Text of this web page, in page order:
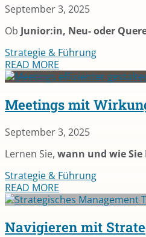
September 3, 2025
Ob Junior:in, Neu- oder
Strategie & Führung
READ MORE
Meetings mit
September 3, 2025
Lernen Sie, wann und wie Sie
Strategie & Führung
READ MORE
Navigieren mit